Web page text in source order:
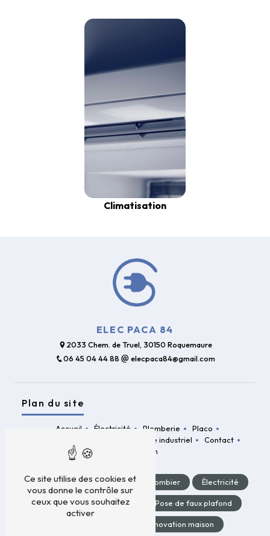
Climatisation
ELEC PACA 84
2033 Chem. de Truel, 30150 Roquemaure
06 45 04 44 88
elecpaca84@gmail.com
Plan du site
Accueil Électricité Plomberie
Placo
Nettoyage industriel
Contact
Climatisation
Rénovation appartement Plombier Électricité
Plomberie Plaquiste Pose de faux plafond
Rénovation maison
Ce site utilise des cookies et
vous donne le contrôle sur
ceux que vous souhaitez
activer